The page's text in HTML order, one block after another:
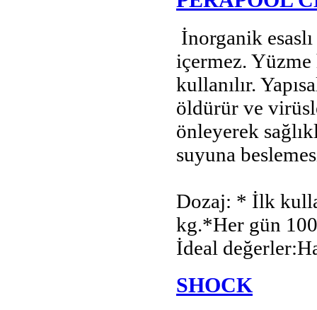
İnorganik
içermez.
kullanılır.
öldürür ve
önleyerek
suyuna
Dozaj: * İlk
kg.*Her gün
İdeal
SHOCK